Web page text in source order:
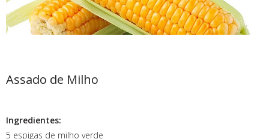
Assado de Milho
Ingredientes:
5 espigas de milho verde